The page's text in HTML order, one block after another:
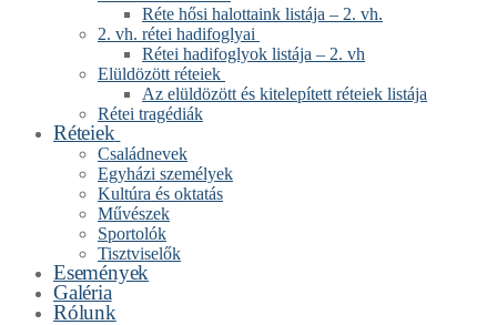
Réte hősi halottaink listája – 2. vh.
2. vh. rétei hadifoglyai
Rétei hadifoglyok listája – 2. vh
Elüldözött réteiek
Az elüldözött és kitelepített réteiek listája
Rétei tragédiák
Réteiek
Családnevek
Egyházi személyek
Kultúra és oktatás
Művészek
Sportolók
Tisztviselők
Események
Galéria
Rólunk